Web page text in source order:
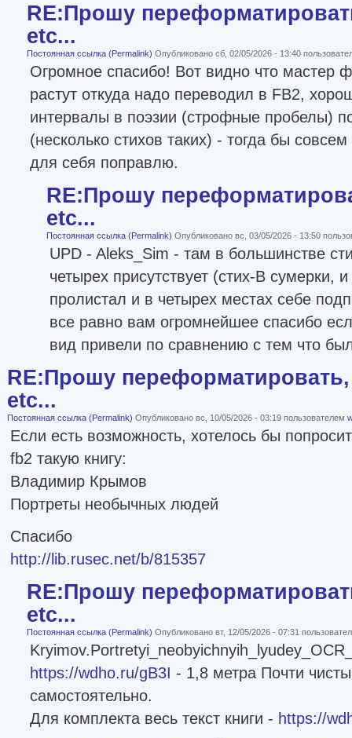
RE:Прошу
etc...
Постоянная ссылка (Permalink) Опубликовано сб, 02/05/2026 - 13:40
Огромное спасибо! Вот видно что мастер
растут откуда надо переводил в FB2,
интервалы в поэзии (строфные пробелы)
(несколько стихов таких) - тогда бы
для себя поправлю.
RE:Прошу
etc...
Постоянная ссылка (Permalink) Опубликовано вс, 03/05/2026 - 13:50
UPD - Aleks_Sim - там в большинстве
четырех присутствует (стих-В сумерки,
пролистал и в четырех местах себе
все равно вам огромнейшее спасибо
вид привели по сравнению с тем что
RE:Прошу переформатировать,
etc...
Постоянная ссылка (Permalink) Опубликовано вс, 10/05/2026 - 03:19 пользователем
Если есть возможность, хотелось бы
fb2 такую книгу:
Владимир Крымов
Портреты необычных людей
Спасибо
http://lib.rusec.net/b/815357
RE:Прошу
etc...
Постоянная ссылка (Permalink) Опубликовано вт, 12/05/2026 - 07:31
https://wdho.ru/gB3I - 1,8 метра Почти
самостоятельно.
Для комплекта весь текст книги - https://